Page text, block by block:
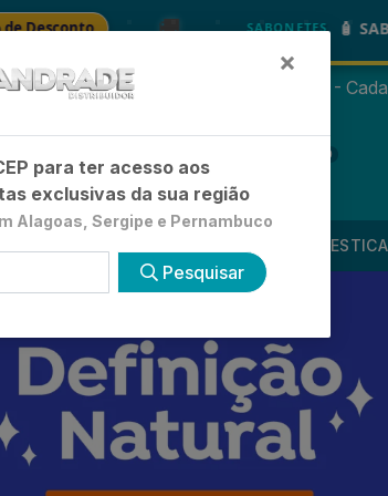
🚚 SABONETES 🧴 SABONETE
Já é cliente? - Entrar Não é cliente? -
0
UTILIDADE DOMESTICA
×
para ter acesso aos
exclusivas da sua região
Alagoas, Sergipe e Pernambuco
Pesquisar